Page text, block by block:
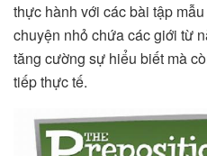
thực hành với các bài tập
chuyện nhỏ chứa các giới từ
tăng cường sự hiểu biết mà
tiếp thực tế.